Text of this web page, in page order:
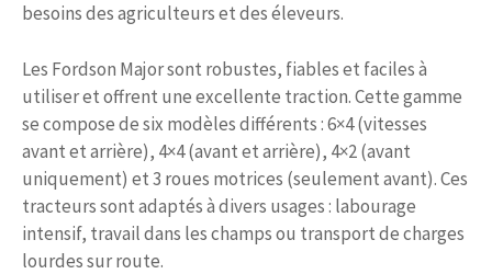
besoins des agriculteurs et des éleveurs.
Les Fordson Major sont robustes, fiables et faciles à
utiliser et offrent une excellente traction. Cette gamme
se compose de six modèles différents : 6×4 (vitesses
avant et arrière), 4×4 (avant et arrière), 4×2 (avant
uniquement) et 3 roues motrices (seulement avant). Ces
tracteurs sont adaptés à divers usages : labourage
intensif, travail dans les champs ou transport de charges
lourdes sur route.